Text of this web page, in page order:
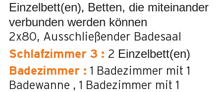
Einzelbett(en) Betten, die miteinander
verbunden werden können
2x80
Ausschließender Badesaal
Schlafzimmer 3 : 2 Einzelbett(en)
Badezimmer : 1 Badezimmer mit 1
Badewanne
1 Badezimmer mit 1